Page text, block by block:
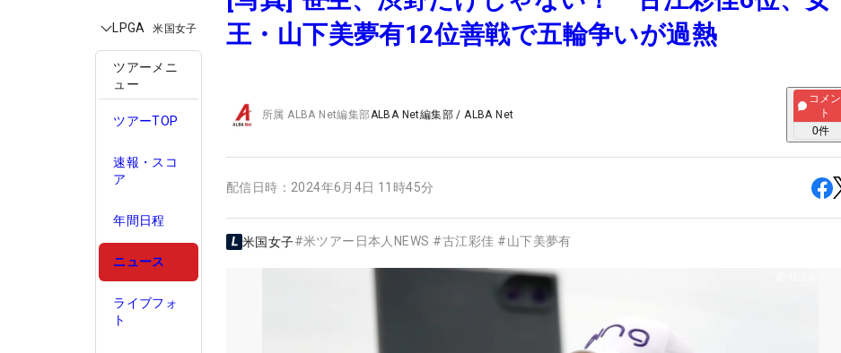
LPGA 米国女子
ツアーメニ
ュー
ツアーTOP
速報・スコ
ア
年間日程
ニュース
ライブフォ
ト
王・山下美夢有12位善戦で五輪争いが過熱
所属ALBA Net編集部ALBA Net編集部 /ALBA Net
コメン
ト
0件
配信日時： 2024年6月4日 11時45分
米国女子#米ツアー日本人NEWS #古江彩佳 #山下美夢有